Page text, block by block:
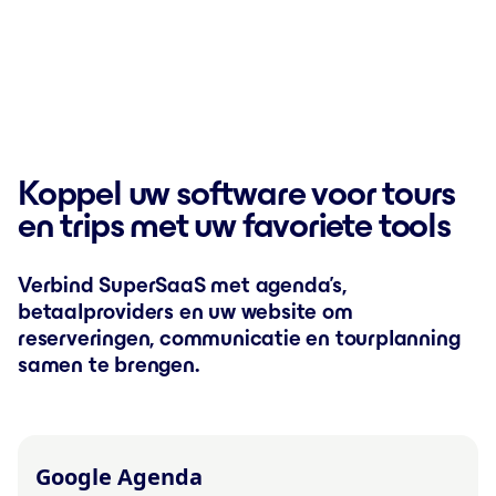
Koppel uw software voor tours
en trips met uw favoriete tools
Verbind SuperSaaS met agenda’s,
betaalproviders en uw website om
reserveringen, communicatie en tourplanning
samen te brengen.
Google Agenda